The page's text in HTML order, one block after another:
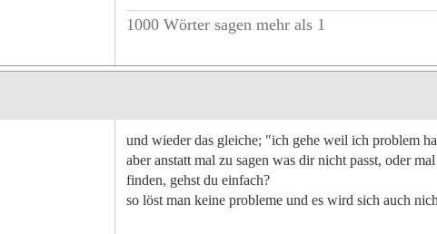
1000 Wörter sagen mehr als 1
und wieder das gleiche; "ich gehe weil ich problem
aber anstatt mal zu sagen was dir nicht passt, oder
finden, gehst du einfach?
so löst man keine probleme und es wird sich auch